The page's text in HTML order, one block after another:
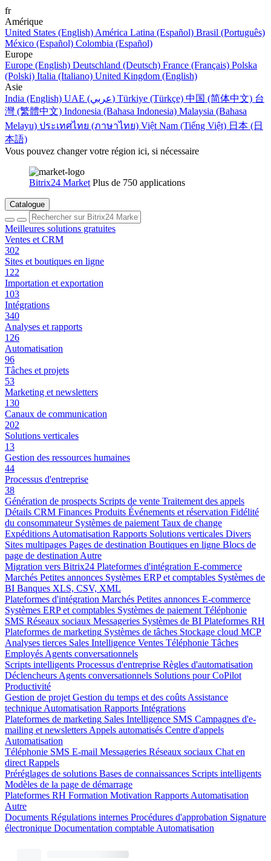
fr
Amérique
United States (English) América Latina (Español) Brasil (Português)
México (Español) Colombia (Español)
Europe
Europe (English) Deutschland (Deutsch) France (Français) Polska
(Polski) Italia (Italiano) United Kingdom (English)
Asie
India (English)
UAE (عربي) Türkiye (Türkçe) 中国 (简体中文) 台
灣 (繁體中文) Indonesia (Bahasa Indonesia) Malaysia (Bahasa
Melayu) ประเทศไทย (ภาษาไทย) Việt Nam (Tiếng Việt) 日本 (日
本語)
Vous pouvez changer votre région ici, si nécessaire
Bitrix24 Market Plus de 750 applications
Catalogue
Meilleures solutions gratuites
Ventes et CRM
302
Sites et boutiques en ligne
122
Importation et exportation
103
Intégrations
340
Analyses et rapports
126
Automatisation
96
Tâches et projets
53
Marketing et newsletters
130
Canaux de communication
202
Solutions verticales
13
Gestion des ressources humaines
44
Processus d'entreprise
38
Génération de prospects Scripts de vente Traitement des appels
Détails CRM Finances Produits Événements et réservation Fidélité
du consommateur Systèmes de paiement Taux de change
Expéditions Automatisation Rapports Solutions verticales Divers
Sites multipages Pages de destination Boutiques en ligne Blocs de
page de destination Autre
Migration vers Bitrix24 Plateformes d'intégration E-commerce
Marchés Petites annonces Systèmes ERP et comptables Systèmes de
BI Banques XLS, CSV, XML
Plateformes d'intégration Marchés Petites annonces E-commerce
Systèmes ERP et comptables Systèmes de paiement Téléphonie
SMS Réseaux sociaux Messageries Systèmes de BI Plateformes RH
Plateformes de marketing Systèmes de tâches Stockage cloud MCP
Analyses tierces Sales Intelligence Ventes Téléphonie Tâches
Employés Agents conversationnels
Scripts intelligents Processus d'entreprise Règles d'automatisation
Déclencheurs Agents conversationnels Solutions pour CoPilot
Productivité
Gestion de projet Gestion du temps et des coûts Assistance
technique Automatisation Rapports Intégrations
Plateformes de marketing Sales Intelligence SMS Campagnes d'e-
mailing et newsletters Appels automatisés Centre d'appels
Automatisation
Téléphonie SMS E-mail Messageries Réseaux sociaux Chat en
direct Rappels
Préréglages de solutions Bases de connaissances Scripts intelligents
Modèles de la page de démarrage
Plateformes RH Formation Motivation Rapports Automatisation
Autre
Documents Régulations internes Procédures d'approbation Signature
électronique Documentation comptable Automatisation